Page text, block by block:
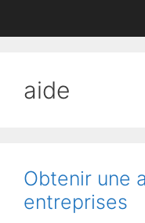
aide
Obtenir une
entreprises